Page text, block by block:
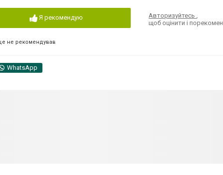
Я рекомендую
не рекомендував
Авторизуйтесь,
щоб оцінити і
WhatsApp